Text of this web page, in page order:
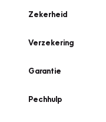
Zekerheid
Verzekering
Garantie
Pechhulp